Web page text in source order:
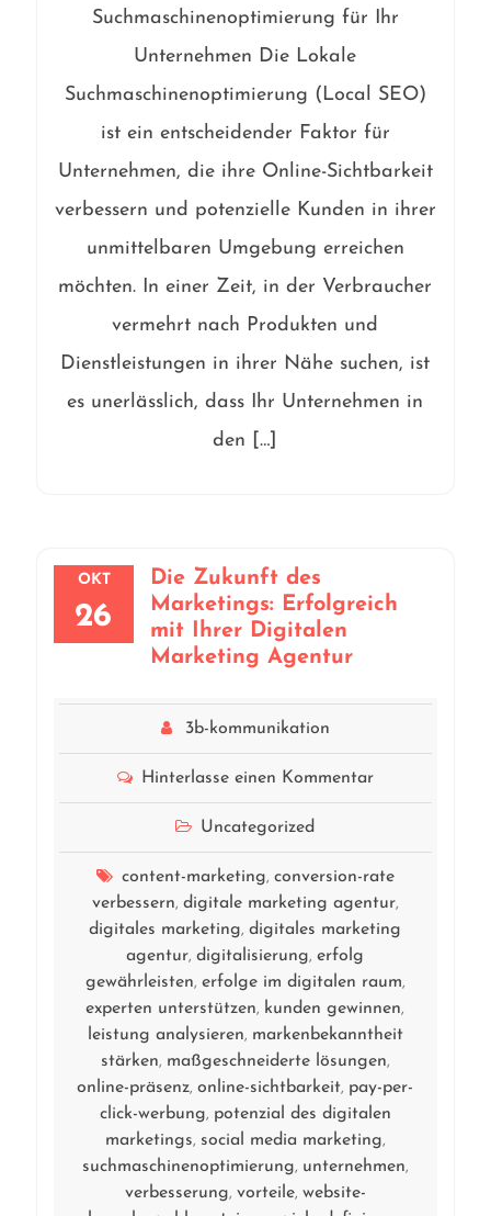
Suchmaschinenoptimierung für Ihr
Unternehmen Die Lokale
Suchmaschinenoptimierung (Local SEO)
ist ein entscheidender Faktor für
Unternehmen, die ihre Online-Sichtbarkeit
verbessern und potenzielle Kunden in ihrer
unmittelbaren Umgebung erreichen
möchten. In einer Zeit, in der Verbraucher
vermehrt nach Produkten und
Dienstleistungen in ihrer Nähe suchen, ist
es unerlässlich, dass Ihr Unternehmen in
den […]
OKT
26
Die Zukunft des
Marketings: Erfolgreich
mit Ihrer Digitalen
Marketing Agentur
3b-kommunikation
Hinterlasse einen Kommentar
Uncategorized
content-marketing, conversion-rate
verbessern, digitale marketing agentur,
digitales marketing,digitales marketing
agentur,digitalisierung,erfolg
gewährleisten, erfolge im digitalen raum,
experten unterstützen, kunden gewinnen,
leistung analysieren, markenbekanntheit
stärken, maßgeschneiderte lösungen,
online-präsenz,online-sichtbarkeit, pay-per-
click-werbung, potenzial des digitalen
marketings, social media marketing,
suchmaschinenoptimierung, unternehmen,
verbesserung, vorteile, website-